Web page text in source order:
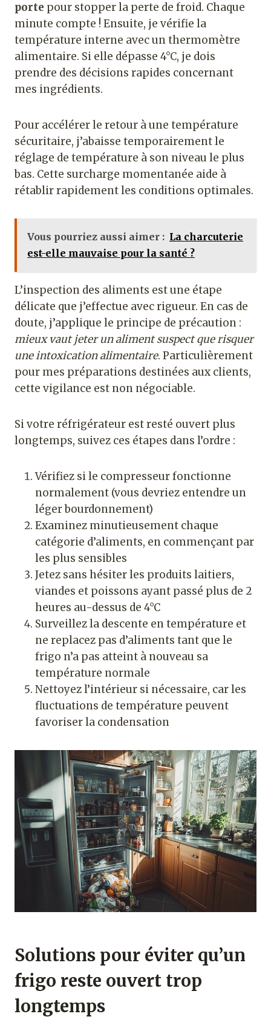
porte pour stopper la perte de froid. Chaque
minute compte ! Ensuite, je vérifie la
température interne avec un thermomètre
alimentaire. Si elle dépasse 4°C, je dois
prendre des décisions rapides concernant
mes ingrédients.
Pour accélérer le retour à une température
sécuritaire, j’abaisse temporairement le
réglage de température à son niveau le plus
bas. Cette surcharge momentanée aide à
rétablir rapidement les conditions optimales.
Vous pourriez aussi aimer : La charcuterie
est-elle mauvaise pour la santé ?
L’inspection des aliments est une étape
délicate que j’effectue avec rigueur. En cas de
doute, j’applique le principe de précaution :
mieux vaut jeter un aliment suspect que risquer
une intoxication alimentaire. Particulièrement
pour mes préparations destinées aux clients,
cette vigilance est non négociable.
Si votre réfrigérateur est resté ouvert plus
longtemps, suivez ces étapes dans l’ordre :
Vérifiez si le compresseur fonctionne
normalement (vous devriez entendre un
léger bourdonnement)
Examinez minutieusement chaque
catégorie d’aliments, en commençant par
les plus sensibles
Jetez sans hésiter les produits laitiers,
viandes et poissons ayant passé plus de 2
heures au-dessus de 4°C
Surveillez la descente en température et
ne replacez pas d’aliments tant que le
frigo n’a pas atteint à nouveau sa
température normale
Nettoyez l’intérieur si nécessaire, car les
fluctuations de température peuvent
favoriser la condensation
Solutions pour éviter qu’un
frigo reste ouvert trop
longtemps